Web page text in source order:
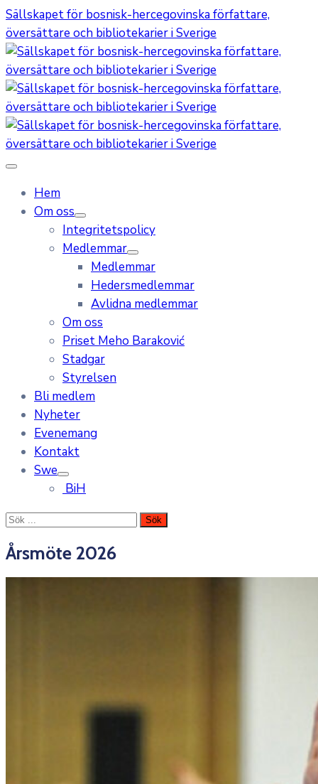
Sällskapet för bosnisk-hercegovinska författare,
översättare och bibliotekarier i Sverige
Hem
Om oss
Integritetspolicy
Medlemmar
Medlemmar
Hedersmedlemmar
Avlidna medlemmar
Om oss
Priset Meho Baraković
Stadgar
Styrelsen
Bli medlem
Nyheter
Evenemang
Kontakt
Swe
BiH
Årsmöte 2026